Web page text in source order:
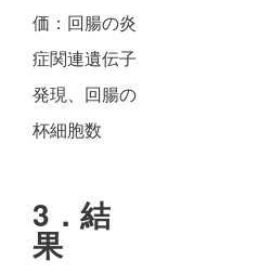
価：回腸の炎
症関連遺伝子
発現、回腸の
杯細胞数
3．結
果